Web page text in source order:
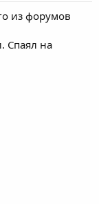
из форумов
Спаял на